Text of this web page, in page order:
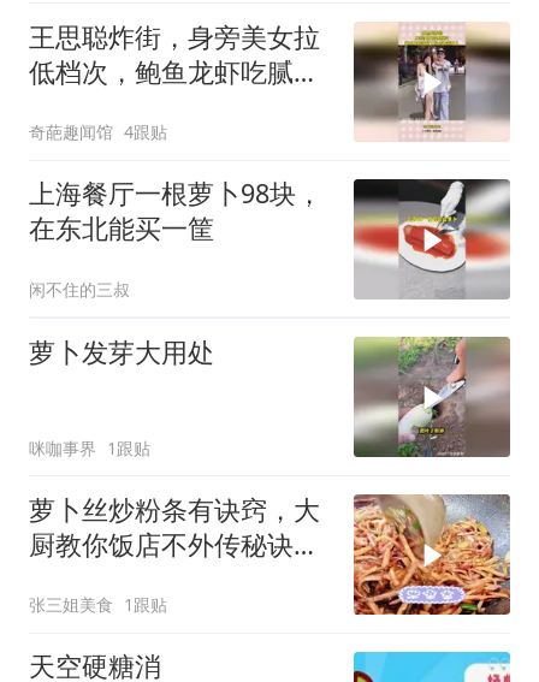
王思聪炸街，身旁美女拉
低档次，鲍鱼龙虾吃腻了
奇葩趣闻馆 4跟贴
上海餐厅一根萝卜98块，
在东北能买一筐
闲不住的三叔
萝卜发芽大用处
咪咖事界 1跟贴
萝卜丝炒粉条有诀窍，大
厨教你饭店不外传秘诀，
张三姐美食 1跟贴
天空硬糖消